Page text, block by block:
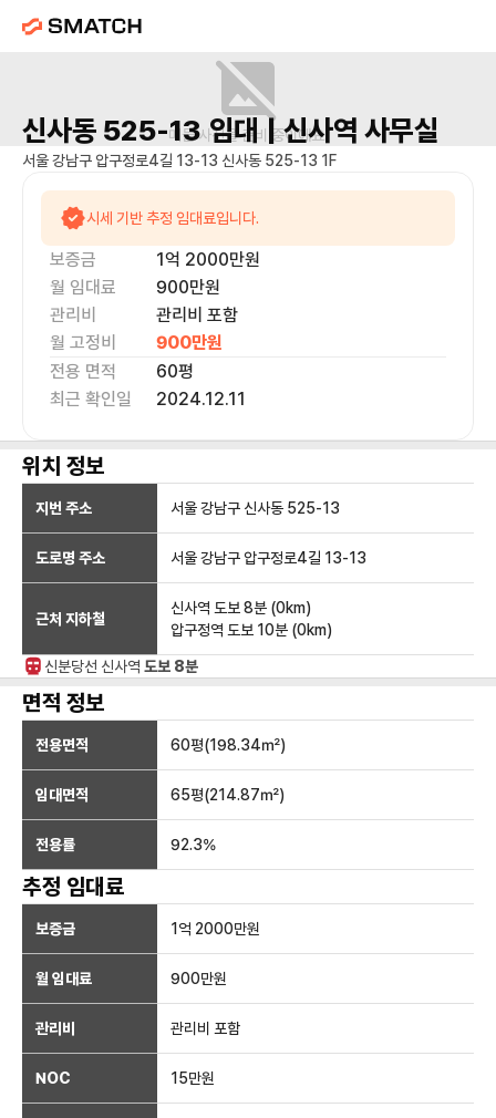
매물 사진을 준비 중이에요.
신사동 525-13임대 | 신사역 사무실
서울 강남구 압구정로4길 13-13 신사동 525-13 1F
시세 기반 추정 임대료입니다.
보증금 1억 2000만원
월 임대료
900만원
관리비
관리비 포함
월 고정비
900만원
전용 면적
60평
최근 확인일
2024.12.11
위치 정보
지번 주소 서울 강남구 신사동 525-13
도로명 주소 서울 강남구 압구정로4길 13-13
근처 지하철
신사역 도보 8분 (0km)
압구정역 도보 10분 (0km)
신분당선 신사역 도보 8분
면적 정보
전용면적 60평(198.34㎡)
임대면적 65평(214.87㎡)
전용률 92.3%
추정 임대료
보증금 1억 2000만원
월 임대료 900만원
관리비 관리비 포함
NOC 15만원